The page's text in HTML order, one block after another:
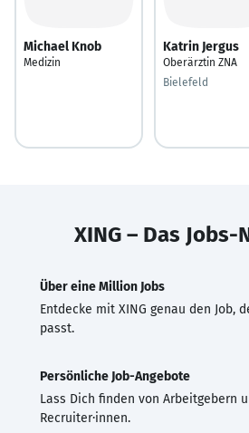
Michael Knob
Medizin
Katrin Jergus
Oberärztin ZNA
Bielefeld
XING – Das
Über eine Million Jobs
Entdecke mit XING genau den Job,
passt.
Persönliche Job-Angebote
Lass Dich finden von Arbeitgebern
Recruiter·innen.